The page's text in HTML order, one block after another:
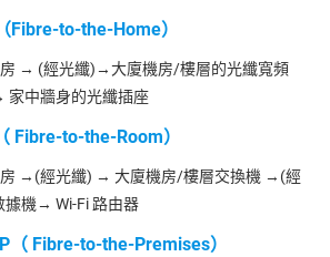
Fibre-to-the-Home）
→ (經光纖)→大廈機房/樓層的光纖寬頻
中牆身的光纖插座
Fibre-to-the-Room）
房 →(經光纖) → 大廈機房/樓層交換機 →(經
機→ Wi-Fi 路由器
（ Fibre-to-the-Premises）